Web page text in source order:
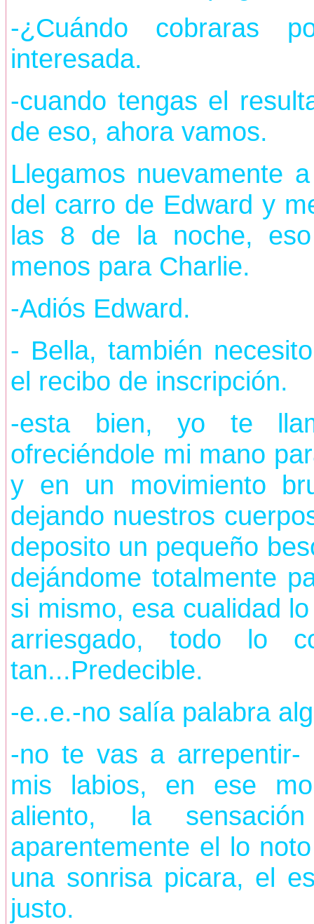
-¿Cuándo cobraras
interesada.
-cuando tengas el
de eso, ahora vamos.
Llegamos nuevamente
del carro de Edward y
las 8 de la noche,
menos para Charlie.
-Adiós Edward.
- Bella, también
el recibo de inscripción.
-esta bien, yo te
ofreciéndole mi mano
y en un movimiento
dejando nuestros
deposito un pequeño
dejándome totalmente
si mismo, esa cualidad
arriesgado, todo lo
tan...Predecible.
-e..e.-no salía palabra
-no te vas a arrepentir-
mis labios, en ese
aliento, la
aparentemente el lo
una sonrisa picara, el
justo.